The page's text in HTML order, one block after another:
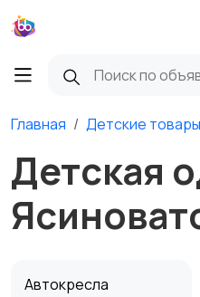
Главная Детские товары
Детская
Автокресла